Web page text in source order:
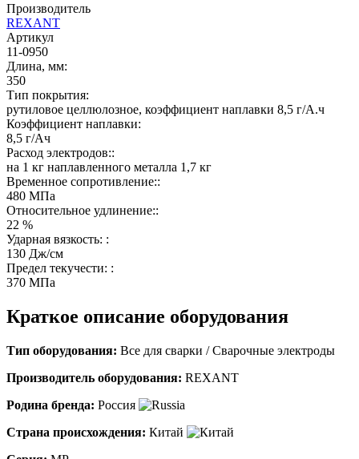
Производитель
REXANT
Артикул
11-0950
Длина, мм:
350
Тип покрытия:
рутиловое целлюлозное, коэффициент наплавки 8,5 г/А.ч
Коэффициент наплавки:
8,5 г/Ач
Расход электродов::
на 1 кг наплавленного металла 1,7 кг
Временное сопротивление::
480 МПа
Относительное удлинение::
22 %
Ударная вязкость: :
130 Дж/см
Предел текучести: :
370 МПа
Краткое описание оборудования
Тип оборудования: Все для сварки / Сварочные электроды
Производитель оборудования: REXANT
Родина бренда: Россия
Страна происхождения: Китай